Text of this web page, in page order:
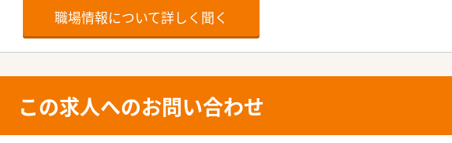
職場情報について詳しく聞く
この求人へのお問い合わせ